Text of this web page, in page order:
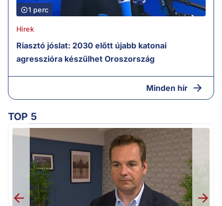
1 perc
Hírek
Riasztó jóslat: 2030 előtt újabb katonai
agresszióra készülhet Oroszország
Minden hír
TOP 5